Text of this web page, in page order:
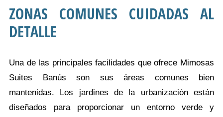
ZONAS COMUNES CUIDADAS AL
DETALLE
Una de las principales facilidades que ofrece Mimosas
Suites Banús son sus áreas comunes bien
mantenidas. Los jardines de la urbanización están
diseñados para proporcionar un entorno verde y